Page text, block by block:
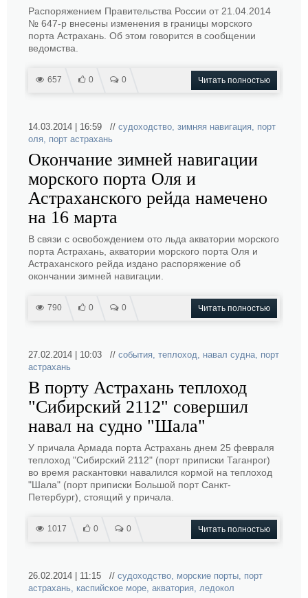
Распоряжением Правительства России от 21.04.2014
№ 647-р внесены изменения в границы морского
порта Астрахань. Об этом говорится в сообщении
ведомства.
657 0 0 Читать полностью
14.03.2014 | 16:59 // судоходство, зимняя навигация, порт
оля, порт астрахань
Окончание зимней навигации
морского порта Оля и
Астраханского рейда намечено
на 16 марта
В связи с освобождением ото льда акватории морского
порта Астрахань, акватории морского порта Оля и
Астраханского рейда издано распоряжение об
окончании зимней навигации.
790 0 0 Читать полностью
27.02.2014 | 10:03 // события, теплоход, навал судна, порт
астрахань
В порту Астрахань теплоход
"Сибирский 2112" совершил
навал на судно "Шала"
У причала Армада порта Астрахань днем 25 февраля
теплоход "Сибирский 2112" (порт приписки Таганрог)
во время раскантовки навалился кормой на теплоход
"Шала" (порт приписки Большой порт Санкт-
Петербург), стоящий у причала.
1017 0 0 Читать полностью
26.02.2014 | 11:15 // судоходство, морские порты, порт
астрахань, каспийское море, акватория, ледокол